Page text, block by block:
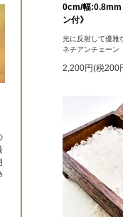
0cm/幅:0.8mm
ン付》
光に反射して優雅
ネチアンチェーン
2,200円(税200